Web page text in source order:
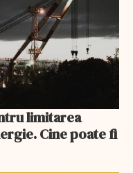
limitarea
Cine poate fi